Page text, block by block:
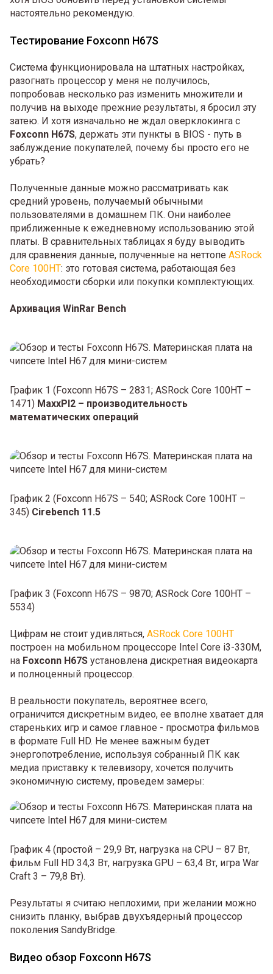
настоятельно рекомендую.
Тестирование Foxconn H67S
Система функционировала на штатных настройках,
разогнать процессор у меня не получилось,
попробовав несколько раз изменить множители и
получив на выходе прежние результаты, я бросил эту
затею. И хотя изначально не ждал оверклокинга с
Foxconn H67S, держать эти пункты в BIOS - путь в
заблуждение покупателей, почему бы просто его не
убрать?
Полученные данные можно рассматривать как
средний уровень, получаемый обычными
пользователями в домашнем ПК. Они наиболее
приближенные к ежедневному использованию этой
платы. В сравнительных таблицах я буду выводить
для сравнения данные, полученные на неттопе ASRock
Core 100HT: это готовая система, работающая без
необходимости сборки или покупки комплектующих.
Архивация WinRar Bench
График 1 (Foxconn H67S – 2831; ASRock Core 100HT –
1471) MaxxPI2 – производительность
математических операций
График 2 (Foxconn H67S – 540; ASRock Core 100HT –
345) Cirebench 11.5
График 3 (Foxconn H67S – 9870; ASRock Core 100HT –
5534)
Цифрам не стоит удивляться, ASRock Core 100HT
построен на мобильном процессоре Intel Core i3-330M,
на Foxconn H67S установлена дискретная видеокарта
и полноценный процессор.
В реальности покупатель, вероятнее всего,
ограничится дискретным видео, ее вполне хватает для
стареньких игр и самое главное - просмотра фильмов
в формате Full HD. Не менее важным будет
энергопотребление, используя собранный ПК как
медиа приставку к телевизору, хочется получить
экономичную систему, проведем замеры:
График 4 (простой – 29,9 Вт, нагрузка на CPU – 87 Вт,
фильм Full HD 34,3 Вт, нагрузка GPU – 63,4 Вт, игра War
Craft 3 – 79,8 Вт).
Результаты я считаю неплохими, при желании можно
снизить планку, выбрав двухъядерный процессор
поколения SandyBridge.
Видео обзор Foxconn H67S